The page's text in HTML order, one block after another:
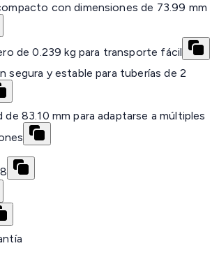
con dimensiones de 73.99 mm
de 0.239 kg para transporte fácil
segura y estable para tuberías de 2
de 83.10 mm para adaptarse a múltiples